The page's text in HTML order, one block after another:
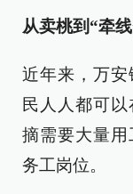
从卖桃到“牵
近年来，万
民人人都可
摘需要大量用
务工岗位。